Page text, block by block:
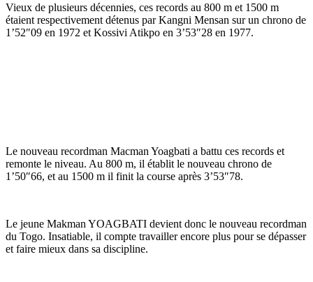
Vieux de plusieurs décennies, ces records au 800 m et 1500 m
étaient respectivement détenus par Kangni Mensan sur un chrono de
1’52″09 en 1972 et Kossivi Atikpo en 3’53″28 en 1977.
Le nouveau recordman Macman Yoagbati a battu ces records et
remonte le niveau. Au 800 m, il établit le nouveau chrono de
1’50″66, et au 1500 m il finit la course après 3’53″78.
Le jeune Makman YOAGBATI devient donc le nouveau recordman
du Togo. Insatiable, il compte travailler encore plus pour se dépasser
et faire mieux dans sa discipline.